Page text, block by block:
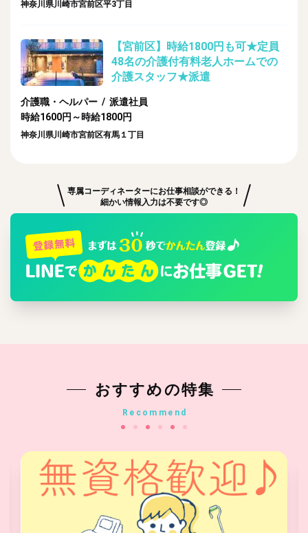
神奈川県川崎市宮前区平3丁目
【宮前区】時給1800円も可★定員
48名の介護付有料老人ホームでの
介護スタッフ★派遣
介護職・ヘルパー / 派遣社員
時給1600円～時給1800円
神奈川県川崎市宮前区有馬１丁目
専属コーディネーターにお仕事相談ができる！
細かい情報入力は不要です◎
おすすめの特集
Recommend